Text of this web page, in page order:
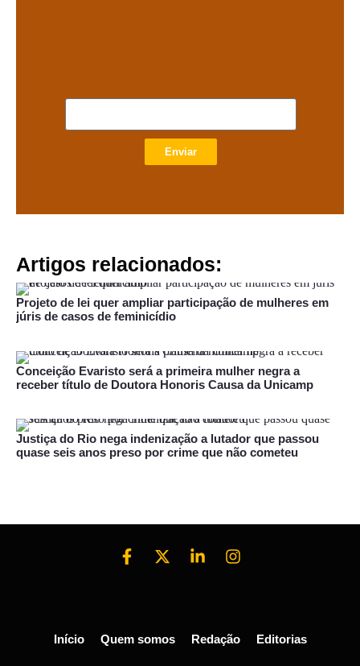
Enviar
Artigos relacionados:
Projeto de lei quer ampliar participação de mulheres em
júris de casos de feminicídio
Conceição Evaristo será a primeira mulher negra a
receber título de Doutora Honoris Causa da Unicamp
Justiça do Rio nega indenização a lutador que passou
quase seis anos preso por crime que não cometeu
Início Quem somos Redação Editorias